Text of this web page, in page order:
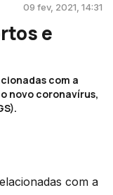
09 fev, 2021, 14:31
e
com a
novo coronavírus,
com a